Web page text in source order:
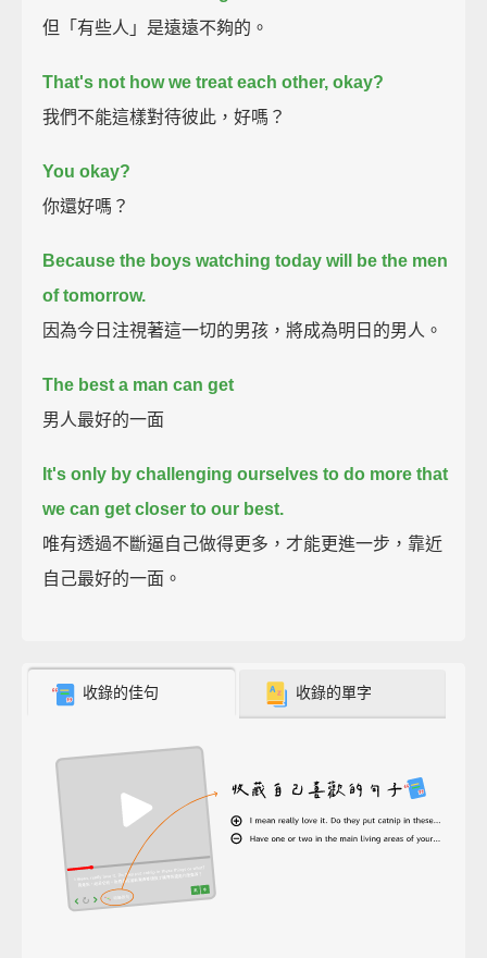
但「有些人」是遠遠不夠的。
That's not how we treat each other, okay?
我們不能這樣對待彼此，好嗎？
You okay?
你還好嗎？
Because the boys watching today will be the men
of tomorrow.
因為今日注視著這一切的男孩，將成為明日的男人。
The best a man can get
男人最好的一面
It's only by challenging ourselves to do more that
we can get closer to our best.
唯有透過不斷逼自己做得更多，才能更進一步，靠近
自己最好的一面。
收錄的佳句 收錄的單字